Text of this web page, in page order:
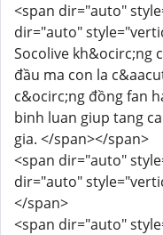
<span dir="auto"
dir="auto"
Socolive kh&ocirc;ng
đầu ma con la
c&ocirc;ng đồng fan
binh luan giup tang
gia. </span></span>
<span dir="auto"
dir="auto"
</span>
<span dir="auto"